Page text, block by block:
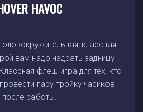
HAVOC
классная
вам надо надрать задницу
флеш-игра для тех, кто
пару-тройку часиков
после работы.